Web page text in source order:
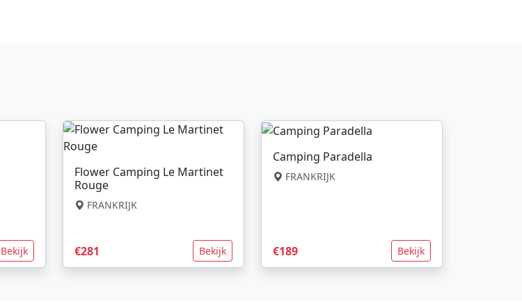
Bekijk
Flower Camping Le Martinet
Rouge
FRANKRIJK
€281 Bekijk
Camping Paradella
FRANKRIJK
€189 Bekijk